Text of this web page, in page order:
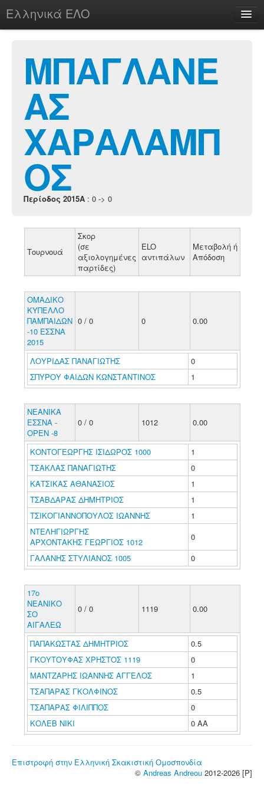
Ελληνικά ΕΛΟ
chesstu.be @ discord
Login
ΜΠΑΓΛΑΝΕ
ΑΣ
ΧΑΡΑΛΑΜΠ
ΟΣ
Περίοδος 2015A : 0 -> 0
Τουρνουά
Σκορ
(σε
αξιολογημένες
παρτίδες)
ELO
αντιπάλων
Μεταβολή ή
Απόδοση
ΟΜΑΔΙΚΟ
ΚΥΠΕΛΛΟ
ΠΑΜΠΑΙΔΩΝ
-10 ΕΣΣΝΑ
2015
0 / 0 0 0.00
ΛΟΥΡΙΔΑΣ ΠΑΝΑΓΙΩΤΗΣ
0
ΣΠΥΡΟΥ ΦΑΙΔΩΝ ΚΩΝΣΤΑΝΤΙΝΟΣ
1
ΝΕΑΝΙΚΑ
ΕΣΣΝΑ -
ΟΡΕΝ -8
0 / 0 1012 0.00
ΚΟΝΤΟΓΕΩΡΓΗΣ ΙΣΙΔΩΡΟΣ 1000
1
ΤΣΑΚΛΑΣ ΠΑΝΑΓΙΩΤΗΣ
0
ΚΑΤΣΙΚΑΣ ΑΘΑΝΑΣΙΟΣ
1
ΤΣΑΒΔΑΡΑΣ ΔΗΜΗΤΡΙΟΣ
1
ΤΣΙΚΟΓΙΑΝΝΟΠΟΥΛΟΣ ΙΩΑΝΝΗΣ
1
ΝΤΕΛΗΓΙΩΡΓΗΣ
ΑΡΧΟΝΤΑΚΗΣ ΓΕΩΡΓΙΟΣ 1012
0
ΓΑΛΑΝΗΣ ΣΤΥΛΙΑΝΟΣ 1005
0
17ο
ΝΕΑΝΙΚΟ
ΣΟ
ΑΙΓΑΛΕΩ
0 / 0 1119 0.00
ΠΑΠΑΚΩΣΤΑΣ ΔΗΜΗΤΡΙΟΣ
0.5
ΓΚΟΥΤΟΥΦΑΣ ΧΡΗΣΤΟΣ 1119
0
ΜΑΝΤΖΑΡΗΣ ΙΩΑΝΝΗΣ ΑΓΓΕΛΟΣ
1
ΤΣΑΠΑΡΑΣ ΓΚΟΛΦΙΝΟΣ
0.5
ΤΣΑΠΑΡΑΣ ΦΙΛΙΠΠΟΣ
0
ΚΟΛΕΒ ΝΙΚΙ
0 ΑΑ
Επιστροφή στην Ελληνική Σκακιστική Ομοσπονδία
© Andreas Andreou 2012-2026 [P]